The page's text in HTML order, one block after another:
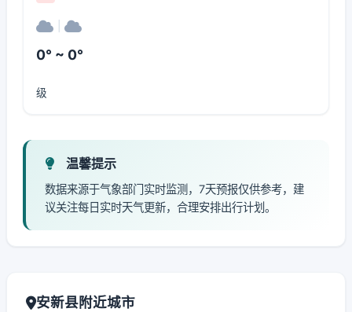
0° ~ 0°
级
温馨提示
数据来源于气象部门实时监测，7天预报仅供参考，建
议关注每日实时天气更新，合理安排出行计划。
安新县附近城市